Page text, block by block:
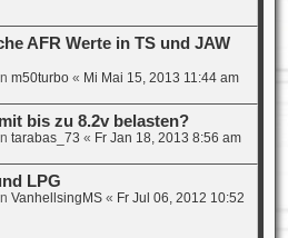
AFR Werte in TS und JAW
m50turbo« Mi Mai 15, 2013 11:44 am
bis zu 8.2v belasten?
tarabas_73 « Fr Jan 18, 2013 8:56 am
LPG
VanhellsingMS« Fr Jul 06, 2012 10:52